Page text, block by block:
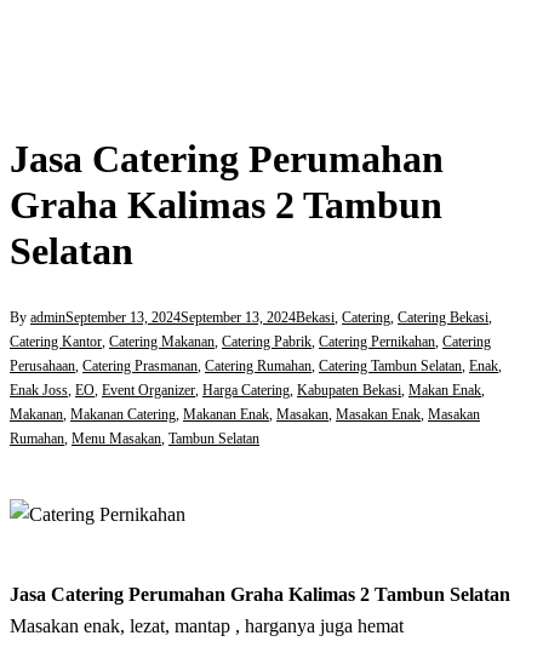
Jasa Catering Perumahan
Graha Kalimas 2 Tambun
Selatan
By adminSeptember 13, 2024September 13, 2024Bekasi, Catering, Catering Bekasi,
Catering Kantor, Catering Makanan, Catering Pabrik, Catering Pernikahan, Catering
Perusahaan, Catering Prasmanan, Catering Rumahan, Catering Tambun Selatan, Enak,
Enak Joss, EO, Event Organizer, Harga Catering, Kabupaten Bekasi, Makan Enak,
Makanan, Makanan Catering, Makanan Enak, Masakan, Masakan Enak, Masakan
Rumahan, Menu Masakan, Tambun Selatan
Jasa Catering Perumahan Graha Kalimas 2 Tambun Selatan
Masakan enak, lezat, mantap , harganya juga hemat